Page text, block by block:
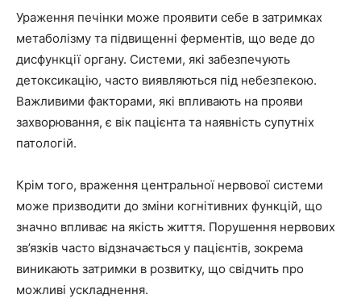
Ураження печінки може проявити себе в затримках
метаболізму та підвищенні ферментів, що веде до
дисфункції органу. Системи, які забезпечують
детоксикацію, часто виявляються під небезпекою.
Важливими факторами, які впливають на прояви
захворювання, є вік пацієнта та наявність супутніх
патологій.
Крім того, враження центральної нервової системи
може призводити до зміни когнітивних функцій, що
значно впливає на якість життя. Порушення нервових
зв’язків часто відзначається у пацієнтів, зокрема
виникають затримки в розвитку, що свідчить про
можливі ускладнення.